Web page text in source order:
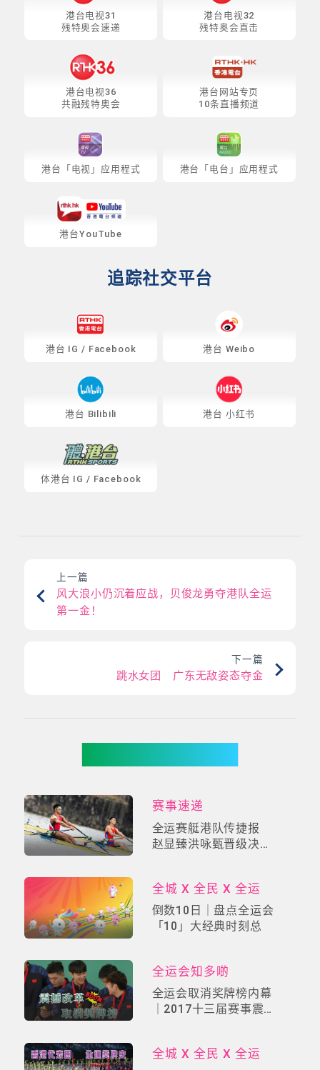
港台电视31
残特奥会速递
港台电视32
残特奥会直击
港台电视36
共融残特奥会
港台网站专页
10条直播频道
港台「电视」应用程式 港台「电台」应用程式
港台YouTube
追踪社交平台
港台 IG / Facebook 港台 Weibo
港台 Bilibili 港台 小红书
体港台 IG / Facebook
上一篇
风大浪小仍沉着应战，贝俊龙勇夺港队全运
第一金！
下一篇
跳水女团 广东无敌姿态夺金
赛事速递
全运赛艇港队传捷报
赵显臻洪咏甄晋级决赛
全城 X 全民 X 全运
倒数10日｜盘点全运会
「10」大经典时刻总
全运会知多啲
全运会取消奖牌榜内幕
｜2017十三届赛事震撼
全城 X 全民 X 全运